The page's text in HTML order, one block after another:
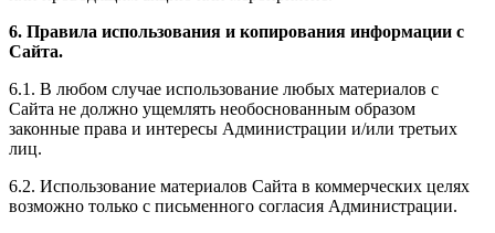
6. Правила использования и копирования информации с
Сайта.
6.1. В любом случае использование любых материалов с
Сайта не должно ущемлять необоснованным образом
законные права и интересы Администрации и/или третьих
лиц.
6.2. Использование материалов Сайта в коммерческих целях
возможно только с письменного согласия Администрации.